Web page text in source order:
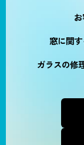
窓に関
ガラスの修